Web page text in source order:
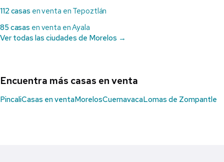
112 casas en venta en Tepoztlán
85 casas en venta en Ayala
Ver todas las ciudades de Morelos →
Encuentra más casas en venta
PincaliCasas en ventaMorelosCuernavacaLomas de Zompantle